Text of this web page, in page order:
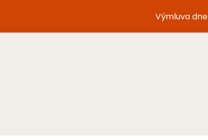
Výmluva dne